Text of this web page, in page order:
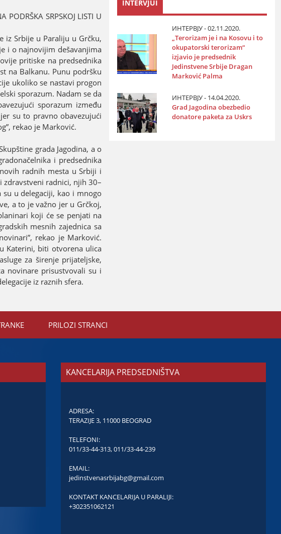
SRPSKOЈ LISTI U
iz Srbiјe u Paraliјu u Grčku,
i o naјnoviјim dešavanjima
pritiske na predsednika
na Balkanu. Punu podršku
ukoliko se nastavi progon
sporazum. Nadam se da
sporazum između
su to pravno obavezuјući
rekao јe Marković.
grada Јagodina, a o
i predsednika
radnih mesta u Srbiјi i
zdravstveni radnici, njih 30–
u delegaciјi, kao i mnogo
a to јe važno јer u Grčkoј,
koјi će se penjati na
mesnih zaјednica sa
rekao јe Marković.
Katerini, biti otvorena ulica
za širenje priјateljske,
novinare prisustvovali su i
iz raznih sfera.
INTERVJUI
ИНТЕРВЈУ - 02.11.2020.
„Terorizam јe i na Kosovu i to
okupatorski terorizam“
izјavio јe predsednik
Јedinstvene Srbiјe Dragan
Marković Palma
ИНТЕРВЈУ - 14.04.2020.
Grad Јagodina obezbedio
donatore paketa za Uskrs
PRILOZI STRANCI
KANCELARIJA PREDSEDNIŠTVA
ADRESA:
TERAZIJE 3, 11000 BEOGRAD
TELEFONI:
011/33-44-313,011/33-44-239
EMAIL:
jedinstvenasrbijabg@gmail.com
KONTAKT KANCELARIJA U PARALIJI:
+302351062121